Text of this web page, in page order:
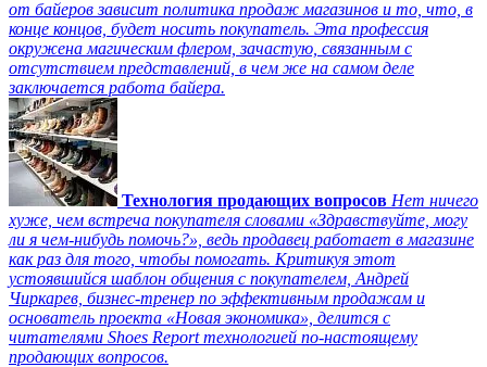
от байеров зависит политика продаж магазинов и то, что, в
конце концов, будет носить покупатель. Эта профессия
окружена магическим флером, зачастую, связанным с
отсутствием представлений, в чем же на самом деле
заключается работа байера.
Технология продающих вопросов Нет ничего
хуже, чем встреча покупателя словами «Здравствуйте, могу
ли я чем-нибудь помочь?», ведь продавец работает в магазине
как раз для того, чтобы помогать. Критикуя этот
устоявшийся шаблон общения с покупателем, Андрей
Чиркарев, бизнес-тренер по эффективным продажам и
основатель проекта «Новая экономика», делится с
читателями Shoes Report технологией по-настоящему
продающих вопросов.